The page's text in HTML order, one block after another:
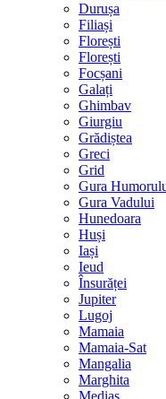
Durușa
Filiași
Florești
Florești
Focșani
Galați
Ghimbav
Giurgiu
Grădiștea
Greci
Grid
Gura
Gura Vadului
Hunedoara
Huși
Iași
Ieud
Însurăței
Jupiter
Lugoj
Mamaia
Mamaia-Sat
Mangalia
Marghita
Mediaș